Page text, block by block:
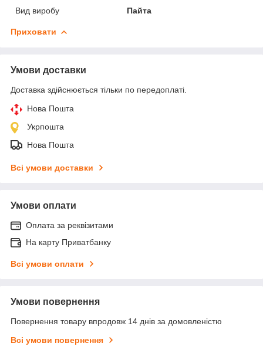
Вид виробу
Пайта
Приховати
Умови доставки
Доставка здійснюється тільки по передоплаті.
Нова Пошта
Укрпошта
Нова Пошта
Всі умови доставки
Умови оплати
Оплата за реквізитами
На карту Приватбанку
Всі умови оплати
Умови повернення
Повернення товару впродовж 14 днів за домовленістю
Всі умови повернення